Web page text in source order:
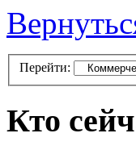
Перейти:
Кто